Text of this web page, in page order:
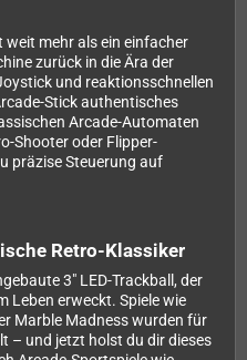
weit mehr als ein einfacher
zurück in die Ära der
und reaktionsschnellen
Stick authentisches
Arcade-Automaten
Shooter oder Flipper-
präzise Steuerung auf
Retro-Klassiker
3" LED-Trackball, der
Leben erweckt. Spiele wie
Marble Madness wurden für
– und jetzt holst du dir dieses